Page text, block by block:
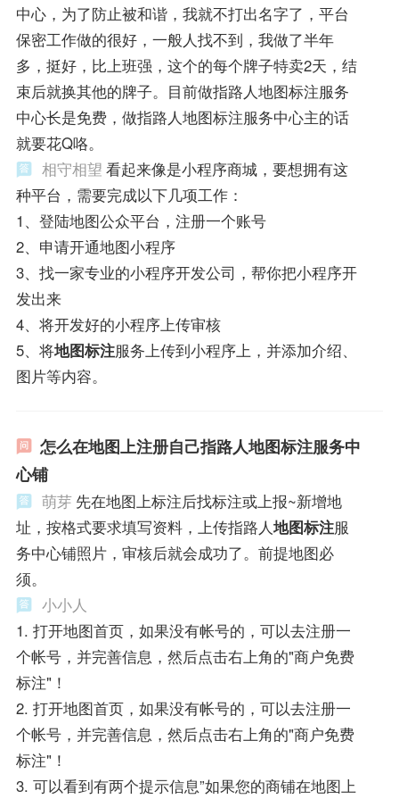
中心，为了防止被和谐，我就不打出名字了，平台
保密工作做的很好，一般人找不到，我做了半年
多，挺好，比上班强，这个的每个牌子特卖2天，结
束后就换其他的牌子。目前做指路人地图标注服务
中心长是免费，做指路人地图标注服务中心主的话
就要花Q咯。
相守相望 看起来像是小程序商城，要想拥有这
种平台，需要完成以下几项工作：
1、登陆地图公众平台，注册一个账号
2、申请开通地图小程序
3、找一家专业的小程序开发公司，帮你把小程序开
发出来
4、将开发好的小程序上传审核
5、将地图标注服务上传到小程序上，并添加介绍、
图片等内容。
怎么在地图上注册自己指路人地图标注服务中
心铺
萌芽 先在地图上标注后找标注或上报~新增地
址，按格式要求填写资料，上传指路人地图标注服
务中心铺照片，审核后就会成功了。前提地图必
须。
小小人
1. 打开地图首页，如果没有帐号的，可以去注册一
个帐号，并完善信息，然后点击右上角的"商户免费
标注"！
2. 打开地图首页，如果没有帐号的，可以去注册一
个帐号，并完善信息，然后点击右上角的"商户免费
标注"！
3. 可以看到有两个提示信息”如果您的商铺在地图上